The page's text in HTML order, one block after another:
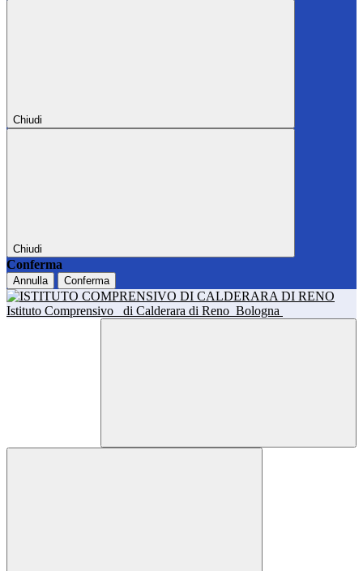
Chiudi
Chiudi
Conferma
Annulla Conferma
Istituto Comprensivo di Calderara di Reno Bologna